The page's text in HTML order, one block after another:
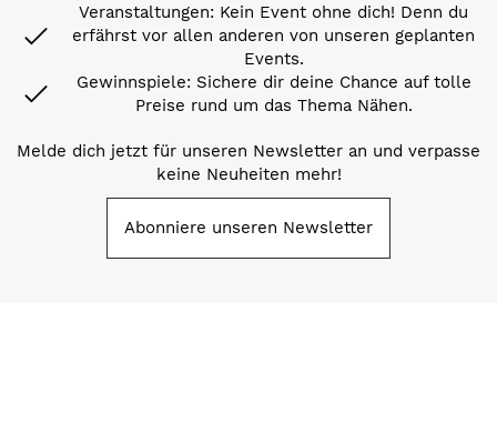
Veranstaltungen: Kein Event ohne dich! Denn du
erfährst vor allen anderen von unseren geplanten
Events.
Gewinnspiele: Sichere dir deine Chance auf tolle
Preise rund um das Thema Nähen.
Melde dich jetzt für unseren Newsletter an und verpasse
keine Neuheiten mehr!
Abonniere unseren Newsletter